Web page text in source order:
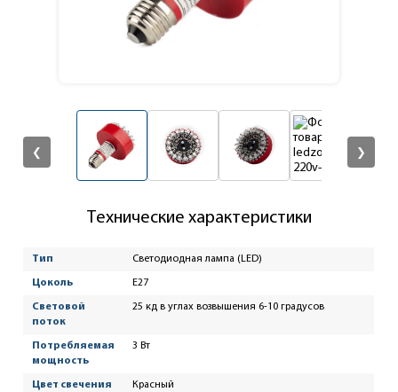
❮ ❯
Технические характеристики
Тип Светодиодная лампа (LED)
Цоколь Е27
Световой
поток
25 кд в углах возвышения 6-10 градусов
Потребляемая
мощность
3 Вт
Цвет свечения Красный